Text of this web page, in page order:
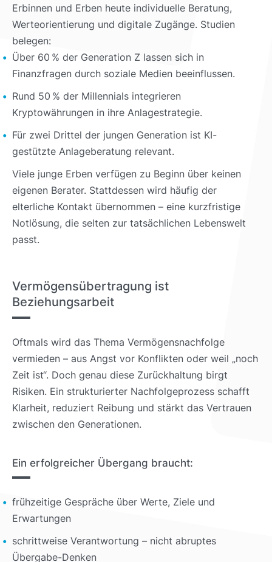
Erbinnen und Erben heute individuelle Beratung,
Werteorientierung und digitale Zugänge. Studien
belegen:
Über 60 % der Generation Z lassen sich in
Finanzfragen durch soziale Medien beeinflussen.
Rund 50 % der Millennials integrieren
Kryptowährungen in ihre Anlagestrategie.
Für zwei Drittel der jungen Generation ist KI-
gestützte Anlageberatung relevant.
Viele junge Erben verfügen zu Beginn über keinen
eigenen Berater. Stattdessen wird häufig der
elterliche Kontakt übernommen – eine kurzfristige
Notlösung, die selten zur tatsächlichen Lebenswelt
passt.
Vermögensübertragung ist
Beziehungsarbeit
Oftmals wird das Thema Vermögensnachfolge
vermieden – aus Angst vor Konflikten oder weil „noch
Zeit ist“. Doch genau diese Zurückhaltung birgt
Risiken. Ein strukturierter Nachfolgeprozess schafft
Klarheit, reduziert Reibung und stärkt das Vertrauen
zwischen den Generationen.
Ein erfolgreicher Übergang braucht:
frühzeitige Gespräche über Werte, Ziele und
Erwartungen
schrittweise Verantwortung – nicht abruptes
Übergabe-Denken